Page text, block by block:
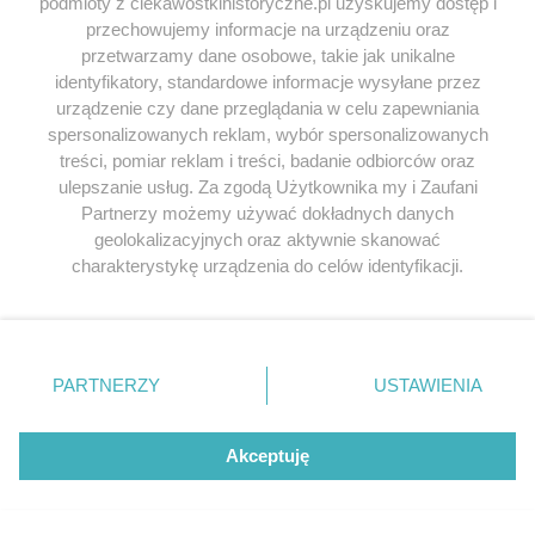
najlepszych cenach
Odkryj najciekawsze książki historyczne w atrakcyjnych cenach. Sekcja
powstała we współpracy z Lubimyczytac.pl, największą społecznością
miłośników literatury w Polsce – dzięki temu możesz wybierać spośród
tytułów najwyżej ocenianych przez czytelników.
WSPÓŁPRACA
przechowujemy informacje na urządzeniu oraz
przetwarzamy dane osobowe, takie jak unikalne
identyfikatory, standardowe informacje wysyłane przez
urządzenie czy dane przeglądania w celu zapewniania
spersonalizowanych reklam, wybór spersonalizowanych
treści, pomiar reklam i treści, badanie odbiorców oraz
ulepszanie usług. Za zgodą Użytkownika my i Zaufani
Partnerzy możemy używać dokładnych danych
geolokalizacyjnych oraz aktywnie skanować
charakterystykę urządzenia do celów identyfikacji.
zmienić/wycofać klikając przycisk ustawień prywatności
znajdujący się w lewym dolnym rogu strony
. Niektóre
użytkownika, ale masz prawo sprzeciwić się takiemu
przetwarzaniu. Preferencje będą miały zastosowania tylko
PARTNERZY USTAWIENIA
Akceptuję